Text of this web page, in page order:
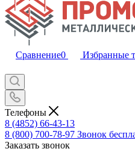
Сравнение0 Избранные
Телефоны
8 (4852) 66-43-13
8 (800) 700-78-97 Звонок
Заказать звонок